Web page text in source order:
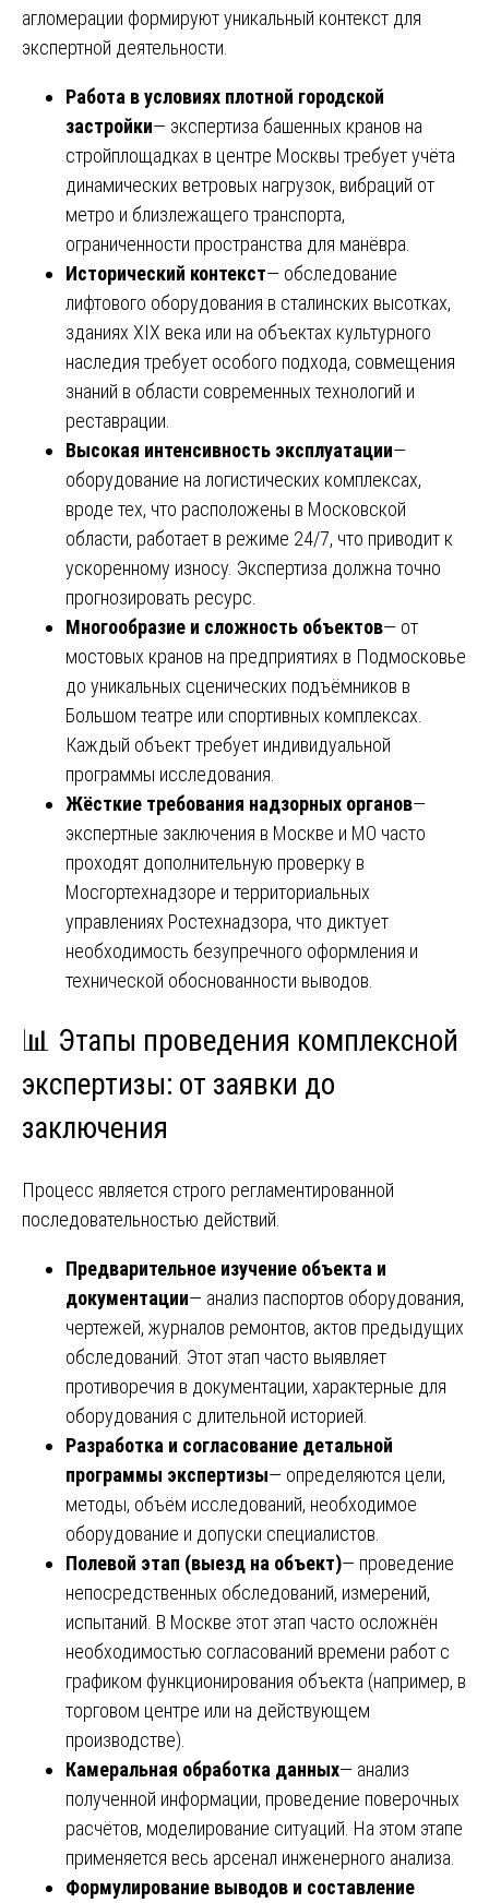
агломерации формируют уникальный контекст для
экспертной деятельности.
Работа в условиях плотной городской
застройки— экспертиза башенных кранов на
стройплощадках в центре Москвы требует учёта
динамических ветровых нагрузок, вибраций от
метро и близлежащего транспорта,
ограниченности пространства для манёвра.
Исторический контекст— обследование
лифтового оборудования в сталинских высотках,
зданиях XIX века или на объектах культурного
наследия требует особого подхода, совмещения
знаний в области современных технологий и
реставрации.
Высокая интенсивность эксплуатации—
оборудование на логистических комплексах,
вроде тех, что расположены в Московской
области, работает в режиме 24/7, что приводит к
ускоренному износу. Экспертиза должна точно
прогнозировать ресурс.
Многообразие и сложность объектов— от
мостовых кранов на предприятиях в Подмосковье
до уникальных сценических подъёмников в
Большом театре или спортивных комплексах.
Каждый объект требует индивидуальной
программы исследования.
Жёсткие требования надзорных органов—
экспертные заключения в Москве и МО часто
проходят дополнительную проверку в
Мосгортехнадзоре и территориальных
управлениях Ростехнадзора, что диктует
необходимость безупречного оформления и
технической обоснованности выводов.
📊 Этапы проведения комплексной
экспертизы: от заявки до
заключения
Процесс является строго регламентированной
последовательностью действий.
Предварительное изучение объекта и
документации— анализ паспортов оборудования,
чертежей, журналов ремонтов, актов предыдущих
обследований. Этот этап часто выявляет
противоречия в документации, характерные для
оборудования с длительной историей.
Разработка и согласование детальной
программы экспертизы— определяются цели,
методы, объём исследований, необходимое
оборудование и допуски специалистов.
Полевой этап (выезд на объект)— проведение
непосредственных обследований, измерений,
испытаний. В Москве этот этап часто осложнён
необходимостью согласований времени работ с
графиком функционирования объекта (например, в
торговом центре или на действующем
производстве).
Камеральная обработка данных— анализ
полученной информации, проведение поверочных
расчётов, моделирование ситуаций. На этом этапе
применяется весь арсенал инженерного анализа.
Формулирование выводов и составление